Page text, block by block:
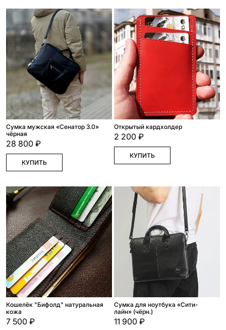
Сумка мужская «Сенатор 3.0»
чёрная
28 800 ₽
КУПИТЬ
Открытый кардхолдер
2 200 ₽
КУПИТЬ
Кошелёк "Бифолд" натуральная
кожа
7 500 ₽
Сумка для ноутбука «Сити-
лайн» (чёрн.)
11 900 ₽